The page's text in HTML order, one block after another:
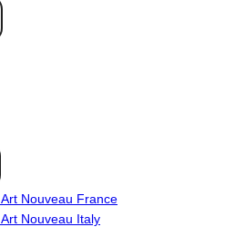
Nouveau France
Nouveau Italy